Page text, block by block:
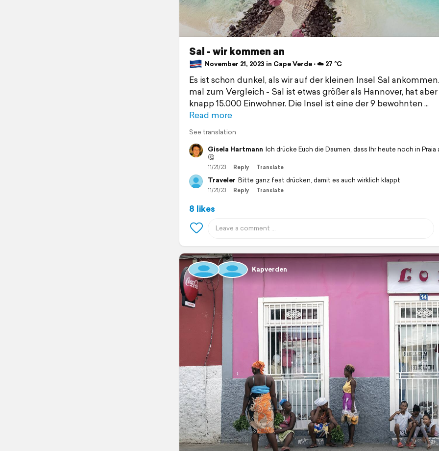
Sal - wir kommen an
November 21, 2023 in Cape Verde ⋅ ☁️ 27 °C
Es ist schon dunkel, als wir auf der kleinen Insel Sal
mal zum Vergleich - Sal ist etwas größer als Hannover, hat
knapp 15.000 Einwohner. Die Insel ist eine der 9 bewohnten
Read more
See translation
Gisela Hartmann Ich drücke Euch die Daumen, dass Ihr heute noch in Praia
🤔
11/21/23 Reply Translate
Traveler Bitte ganz fest drücken, damit es auch wirklich klappt
11/21/23 Reply Translate
8 likes
Kapverden